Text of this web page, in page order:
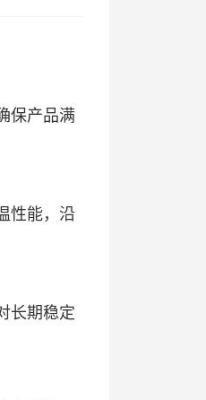
保产品满
性能，沿
长期稳定